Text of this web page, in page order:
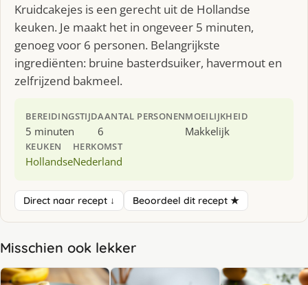
Kruidcakejes is een gerecht uit de Hollandse
keuken. Je maakt het in ongeveer 5 minuten,
genoeg voor 6 personen. Belangrijkste
ingrediënten: bruine basterdsuiker, havermout en
zelfrijzend bakmeel.
BEREIDINGSTIJD
5 minuten
AANTAL PERSONEN
6
MOEILIJKHEID
Makkelijk
KEUKEN
Hollandse
HERKOMST
Nederland
Direct naar recept ↓ Beoordeel dit recept ★
Misschien ook lekker